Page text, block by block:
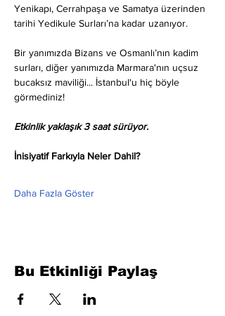
Yenikapı, Cerrahpaşa ve Samatya üzerinden
tarihi Yedikule Surları’na kadar uzanıyor.
Bir yanımızda Bizans ve Osmanlı’nın kadim
surları, diğer yanımızda Marmara'nın uçsuz
bucaksız maviliği... İstanbul'u hiç böyle
görmediniz!
Etkinlik yaklaşık 3 saat sürüyor.
İnisiyatif Farkıyla Neler Dahil?
Daha Fazla Göster
Bu Etkinliği Paylaş